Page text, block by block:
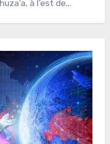
à l’est de…